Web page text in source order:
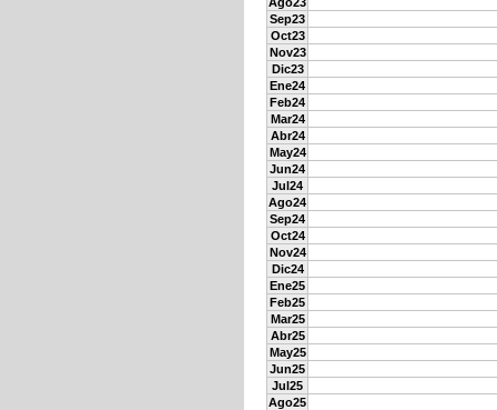
Sep23
Oct23
Nov23
Dic23
Ene24
Feb24
Mar24
Abr24
May24
Jun24
Jul24
Ago24
Sep24
Oct24
Nov24
Dic24
Ene25
Feb25
Mar25
Abr25
May25
Jun25
Jul25
Ago25